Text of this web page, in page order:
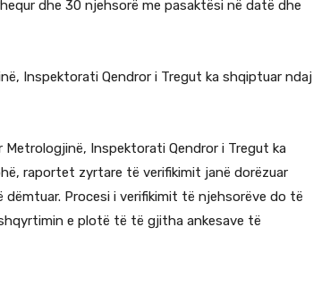
dhe 30 njehsorë me pasaktësi në datë dhe
Inspektorati Qendror i Tregut ka shqiptuar ndaj
Inspektorati Qendror i Tregut ka
raportet zyrtare të verifikimit janë dorëzuar
Procesi i verifikimit të njehsorëve do të
e plotë të të gjitha ankesave të